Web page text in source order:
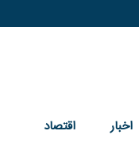
اخبار اقتصاد